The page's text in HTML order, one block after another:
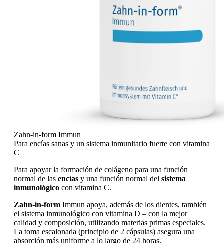
Zahn-in-form Immun
Para encías sanas y un sistema inmunitario fuerte con vitamina
C
Para apoyar la formación de colágeno para una función
normal de las encías y una función normal del sistema
inmunológico con vitamina C.
Zahn-in-form Immun apoya, además de los dientes, también
el sistema inmunológico con vitamina D – con la mejor
calidad y composición, utilizando materias primas especiales.
La toma escalonada (principio de 2 cápsulas) asegura una
absorción más uniforme a lo largo de 24 horas.